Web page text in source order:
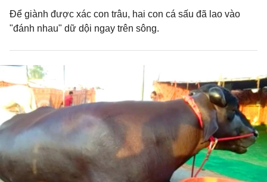
Để giành được xác con trâu, hai con cá sấu đã lao vào
"đánh nhau" dữ dội ngay trên sông.